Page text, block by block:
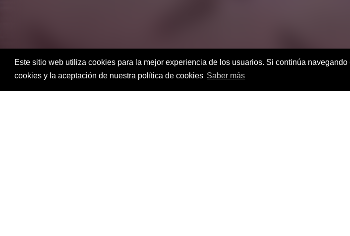
Este sitio web utiliza cookies para la mejor experiencia de los usuarios. Si continúa
cookies y la aceptación de nuestra política de cookies Saber más
C